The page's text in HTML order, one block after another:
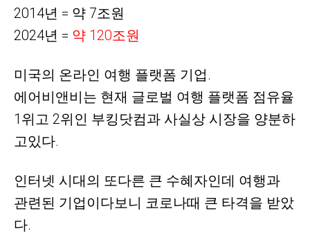
2014년 = 약 7조원
2024년 = 약 120조원
미국의 온라인 여행 플랫폼 기업.
에어비앤비는 현재 글로벌 여행 플랫폼 점유율
1위고 2위인 부킹닷컴과 사실상 시장을 양분하
고있다.
인터넷 시대의 또다른 큰 수혜자인데 여행과
관련된 기업이다보니 코로나때 큰 타격을 받았
다.